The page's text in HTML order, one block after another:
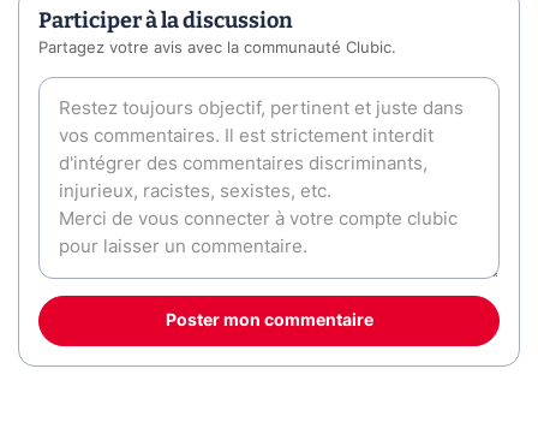
Participer à la discussion
Partagez votre avis avec la communauté Clubic.
Poster mon commentaire